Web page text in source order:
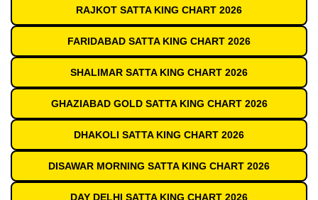
RAJKOT SATTA KING CHART 2026
FARIDABAD SATTA KING CHART 2026
SHALIMAR SATTA KING CHART 2026
GHAZIABAD GOLD SATTA KING CHART 2026
DHAKOLI SATTA KING CHART 2026
DISAWAR MORNING SATTA KING CHART 2026
DAY DELHI SATTA KING CHART 2026